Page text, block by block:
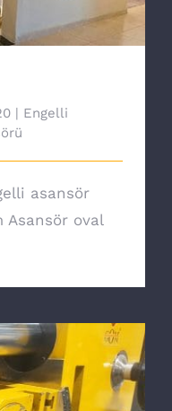
| Engelli
asansör
Asansör oval